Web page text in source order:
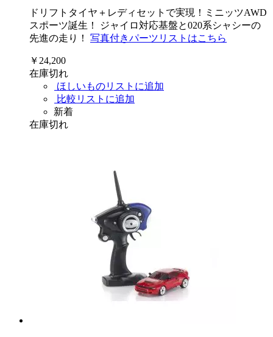
ドリフトタイヤ＋レディセットで実現！ミニッツAWD
スポーツ誕生！ ジャイロ対応基盤と020系シャシーの
先進の走り！ 写真付きパーツリストはこちら
￥24,200
在庫切れ
ほしいものリストに追加
比較リストに追加
新着
在庫切れ